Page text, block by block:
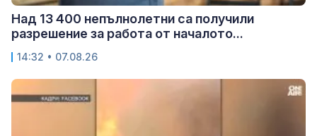
Над 13 400 непълнолетни са получили
разрешение за работа от началото...
14:32 • 07.08.26